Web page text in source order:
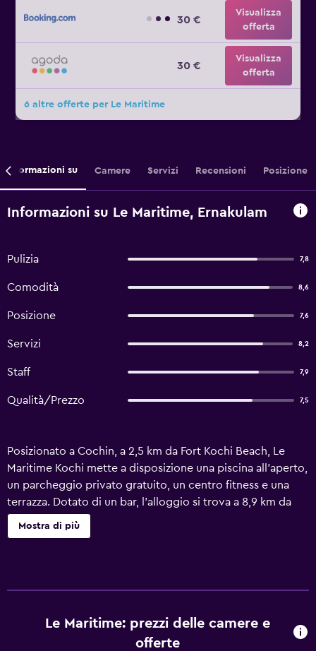
30 €
Visualizza
offerta
30 €
Visualizza
offerta
6 altre offerte per Le Maritime
Informazioni su Camere Servizi Recensioni Posizione
Informazioni su Le Maritime, Ernakulam
Pulizia 7,8
Comodità 8,6
Posizione 7,6
Servizi 8,2
Staff 7,9
Qualità/Prezzo 7,5
Posizionato a Cochin, a 2,5 km da Fort Kochi Beach, Le
Maritime Kochi mette a disposizione una piscina all'aperto,
un parcheggio privato gratuito, un centro fitness e una
terrazza. Dotato di un bar, l’alloggio si trova a 8,9 km da
Cantiere Navale di Cochin. L'alloggio prevede una
reception 24 ore su 24, transfer aeroportuali, il servizo in
camere sono provviste di lenzuola e asciugamani. Presso
questa struttura potrete gustare una colazione a buffet.
Mostra di più
Le Maritime: prezzi delle camere e
offerte